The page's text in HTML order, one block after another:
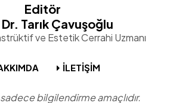
Editör
Tarık Çavuşoğlu
ve Estetik Cerrahi Uzmanı
İLETİŞİM
bilgilendirme amaçlıdır.